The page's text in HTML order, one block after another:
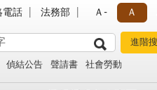
電話 法務部 Ａ- Ａ
偵結公告 聲請書 社會勞動